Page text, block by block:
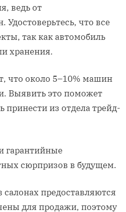
ведь от
Удостоверьтесь, что все
так как автомобиль
хранения.
что около 5–10% машин
Выявить это поможет
из отдела трейд-
гарантийные
сюрпризов в будущем.
предоставляются
для продажи, поэтому